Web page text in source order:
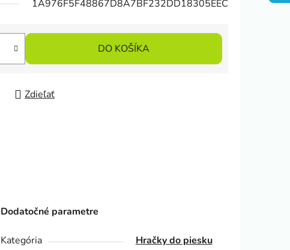
1A976F5F48867D8A7BF232DD18305EEC
DO KOŠÍKA
Zdieľať
Dodatočné parametre
Kategória
Hračky do piesku